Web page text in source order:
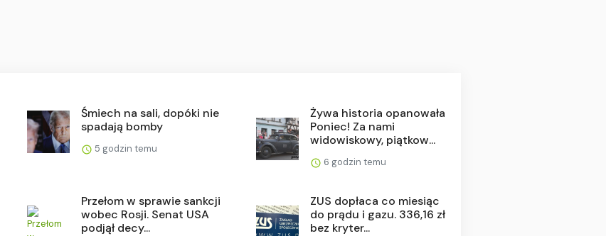
Śmiech na sali, dopóki nie
spadają bomby
5 godzin temu
Żywa historia opanowała
Poniec! Za nami
widowiskowy, piątkow...
6 godzin temu
Przełom w sprawie sankcji
wobec Rosji. Senat USA
podjął decy...
ZUS dopłaca co miesiąc
do prądu i gazu. 336,16 zł
bez kryter...